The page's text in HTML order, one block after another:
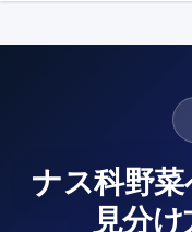
ナス科野
見分